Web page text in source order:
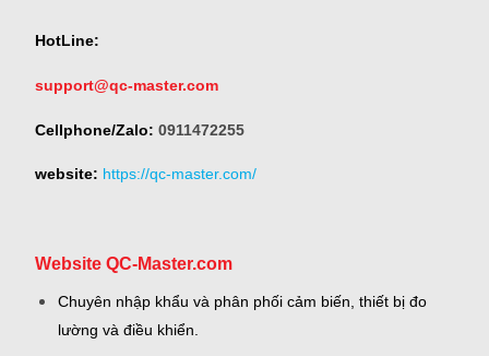
HotLine:
support@qc-master.com
Cellphone/Zalo: 0911472255
website: https://qc-master.com/
Website QC-Master.com
Chuyên nhập khẩu và phân phối cảm biến, thiết bị đo
lường và điều khiển.